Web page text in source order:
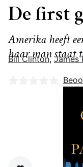
De first
Amerika heeft
haar man staat
Bill Clinton, James
Nog geen
Zet op verlanglijst